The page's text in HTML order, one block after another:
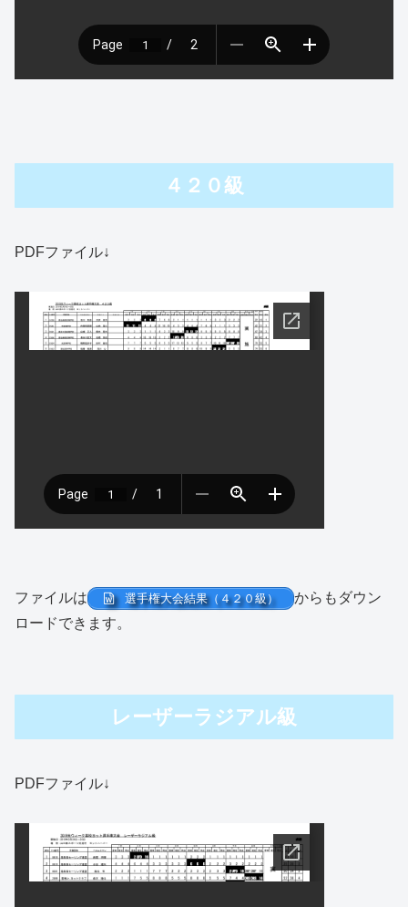
４２０級
PDFファイル↓
ファイルは 選手権大会結果（４２０級）
からもダウン
ロードできます。
レーザーラジアル級
PDFファイル↓